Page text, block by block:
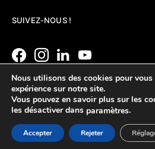
SUIVEZ-NOUS !
Nous utilisons des cookies pour
expérience sur notre site.
Vous pouvez en savoir plus sur les
les désactiver dans paramètres.
Accepter Rejeter